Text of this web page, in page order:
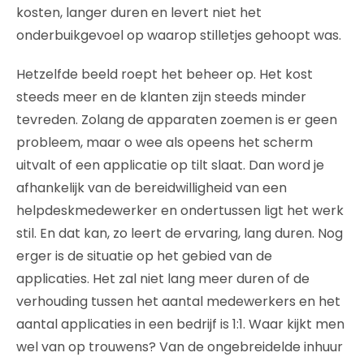
kosten, langer duren en levert niet het
onderbuikgevoel op waarop stilletjes gehoopt was.
Hetzelfde beeld roept het beheer op. Het kost
steeds meer en de klanten zijn steeds minder
tevreden. Zolang de apparaten zoemen is er geen
probleem, maar o wee als opeens het scherm
uitvalt of een applicatie op tilt slaat. Dan word je
afhankelijk van de bereidwilligheid van een
helpdeskmedewerker en ondertussen ligt het werk
stil. En dat kan, zo leert de ervaring, lang duren. Nog
erger is de situatie op het gebied van de
applicaties. Het zal niet lang meer duren of de
verhouding tussen het aantal medewerkers en het
aantal applicaties in een bedrijf is 1:1. Waar kijkt men
wel van op trouwens? Van de ongebreidelde inhuur